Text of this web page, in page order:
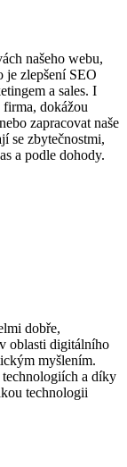
našeho webu,
je zlepšení SEO
a sales. I
dokážou
zapracovat naše
se zbytečnostmi,
a podle dohody.
dobře,
oblasti digitálního
myšlením.
a díky
technologii